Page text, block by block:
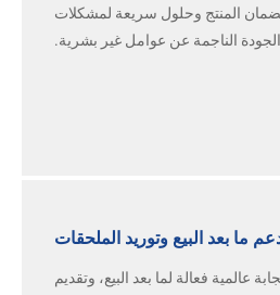
المنتج وحلول سريعة لمشكلات
الجودة الناجمة عن عوامل غير بشرية.
ما بعد البيع وتوريد الملحقات
عالمية فعالة لما بعد البيع، وتقديم